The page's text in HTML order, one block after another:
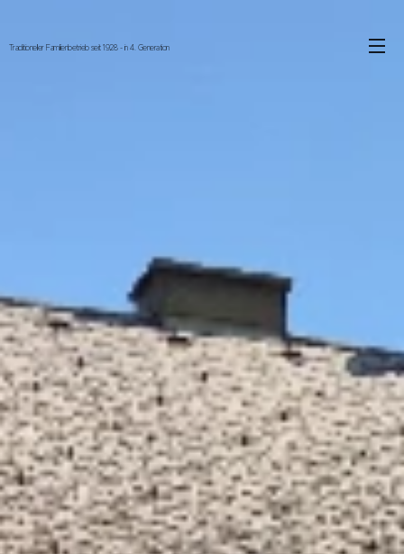
Traditioneller Familienbetrieb seit 1928 - in 4. Generation